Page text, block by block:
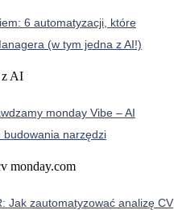
6 automatyzacji, które
(w tym jedna z AI!)
monday Vibe – AI
budowania narzędzi
Jak zautomatyzować analizę CV